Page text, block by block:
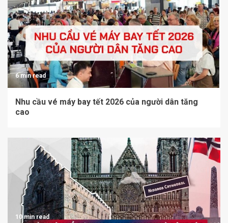
6 min read
Nhu cầu vé máy bay tết 2026 của người dân tăng
cao
10 min read